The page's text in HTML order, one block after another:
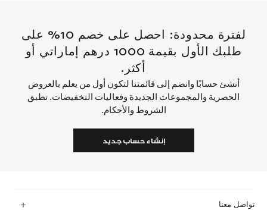
لفترة محدودة: احصل على خصم 10% على
طلبك الأول بقيمة 1000 درهم إماراتي أو
أكثر.
أنشئ حسابًا وانضم إلى قائمتنا لتكون أول من يعلم بالعروض
الحصرية والمجموعات الجديدة وفعاليات التخفيضات. تطبق
الشروط والأحكام.
إنشاء حساب جديد
تواصل معنا